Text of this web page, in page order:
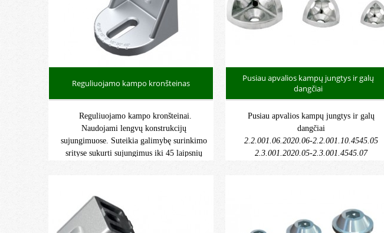
Reguliuojamo kampo kronšteinas
Reguliuojamo kampo kronšteinai.
Naudojami lengvų konstrukcijų
sujungimuose. Suteikia galimybę surinkimo
srityse sukurti sujungimus iki 45 laipsnių
Pusiau apvalios kampų jungtys ir galų
dangčiai
Pusiau apvalios kampų jungtys ir galų
dangčiai
2.2.001.06.2020.06-2.2.001.10.4545.05
2.3.001.2020.05-2.3.001.4545.07